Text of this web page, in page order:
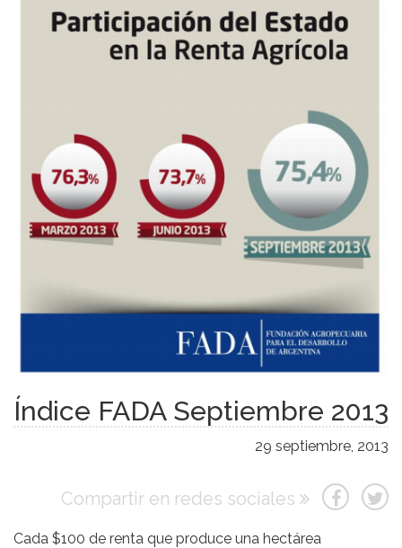
Índice FADA Septiembre 2013
29 septiembre, 2013
Compartir en redes sociales
Cada $100 de renta que produce una hectárea